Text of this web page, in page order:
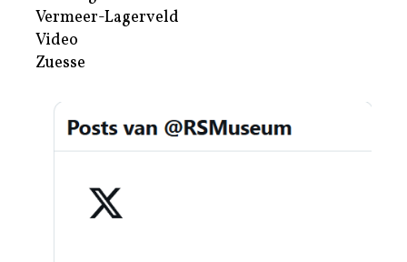
Vermeer-Lagerveld
Video
Zuesse